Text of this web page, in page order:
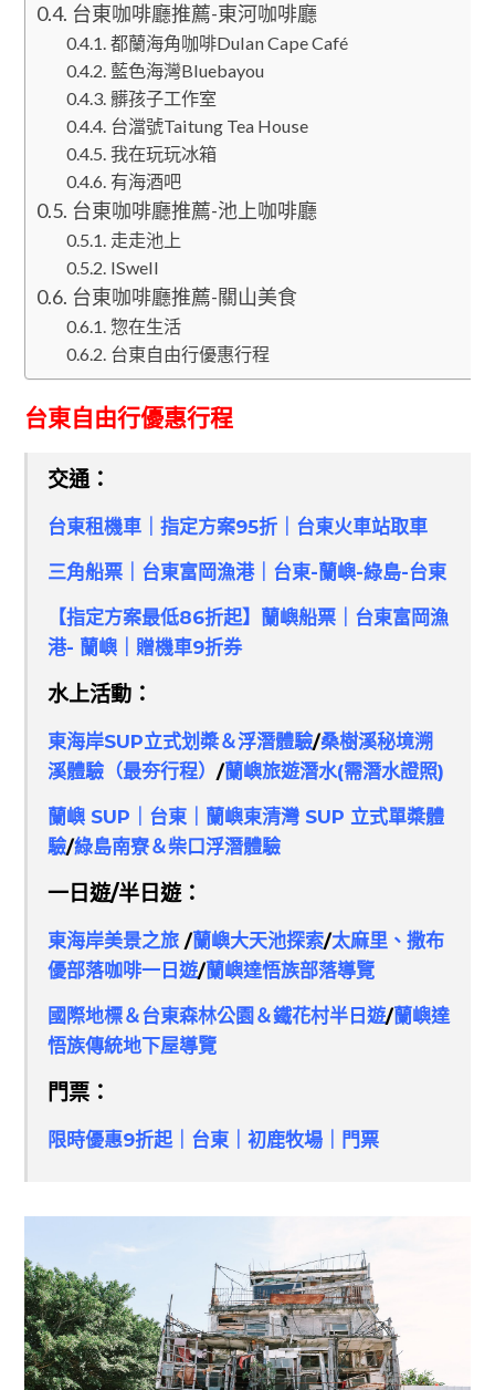
台東咖啡廳推薦-東河咖啡廳
都蘭海角咖啡Dulan Cape Café
藍色海灣Bluebayou
髒孩子工作室
台澢號Taitung Tea House
我在玩玩冰箱
有海酒吧
台東咖啡廳推薦-池上咖啡廳
走走池上
ISwell
台東咖啡廳推薦-關山美食
惣在生活
台東自由行優惠行程
台東自由行優惠行程
交通：
台東租機車｜指定方案95折｜台東火車站取車
三角船票｜台東富岡漁港｜台東-蘭嶼-綠島-台東
【指定方案最低86折起】蘭嶼船票｜台東富岡漁
港- 蘭嶼｜贈機車9折券
水上活動：
東海岸SUP立式划槳＆浮潛體驗/桑樹溪秘境溯
溪體驗（最夯行程）/蘭嶼旅遊潛水(需潛水證照)
蘭嶼 SUP｜台東｜蘭嶼東清灣 SUP 立式單槳體
驗/綠島南寮＆柴口浮潛體驗
一日遊/半日遊：
東海岸美景之旅/蘭嶼大天池探索/太麻里、撒布
優部落咖啡一日遊/蘭嶼達悟族部落導覽
國際地標＆台東森林公園＆鐵花村半日遊/蘭嶼達
悟族傳統地下屋導覽
門票：
限時優惠9折起｜台東｜初鹿牧場｜門票